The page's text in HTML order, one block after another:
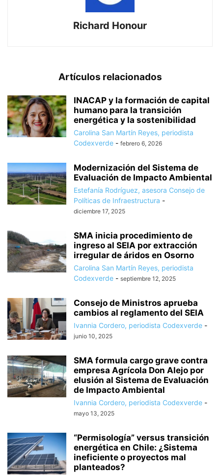
Richard Honour
Artículos relacionados
INACAP y la formación de capital
humano para la transición
energética y la sostenibilidad
Carolina San Martín Reyes, periodista
Codexverde - febrero 6, 2026
Modernización del Sistema de
Evaluación de Impacto Ambiental
Estefanía Rodríguez, asesora Consejo de
Políticas de Infraestructura -
diciembre 17, 2025
SMA inicia procedimiento de
ingreso al SEIA por extracción
irregular de áridos en Osorno
Carolina San Martín Reyes, periodista
Codexverde - septiembre 12, 2025
Consejo de Ministros aprueba
cambios al reglamento del SEIA
Ivannia Cordero, periodista Codexverde -
junio 10, 2025
SMA formula cargo grave contra
empresa Agrícola Don Alejo por
elusión al Sistema de Evaluación
de Impacto Ambiental
Ivannia Cordero, periodista Codexverde -
mayo 13, 2025
“Permisología” versus transición
energética en Chile: ¿Sistema
ineficiente o proyectos mal
planteados?